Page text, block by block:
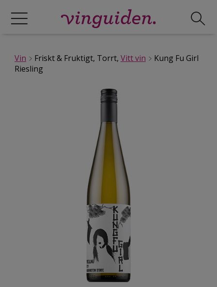
Vin Friskt & Fruktigt, Torrt, Vitt vin
Kung Fu Girl
Riesling